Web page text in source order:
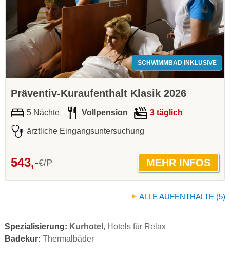
SCHWIMMBAD INKLUSIVE
Präventiv-Kuraufenthalt Klasik 2026
5 Nächte Vollpension 3 täglich
ärztliche Eingangsuntersuchung
543,-€/P
ALLE AUFENTHALTE (5)
Spezialisierung: Kurhotel , Hotels für Relax
Badekur: Thermalbäder